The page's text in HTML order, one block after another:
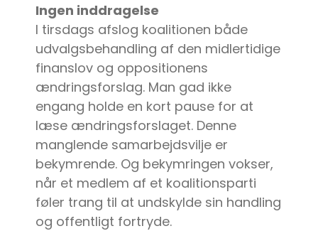
Ingen inddragelse
I tirsdags afslog koalitionen både
udvalgsbehandling af den midlertidige
finanslov og oppositionens
ændringsforslag. Man gad ikke
engang holde en kort pause for at
læse ændringsforslaget. Denne
manglende samarbejdsvilje er
bekymrende. Og bekymringen vokser,
når et medlem af et koalitionsparti
føler trang til at undskylde sin handling
og offentligt fortryde.